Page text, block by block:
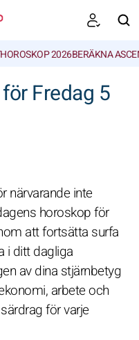
HOROSKOP 2026BERÄKNA
Fredag 5
närvarande inte
horoskop för
att fortsätta surfa
i ditt dagliga
av dina stjärnbetyg
arbete och
för varje